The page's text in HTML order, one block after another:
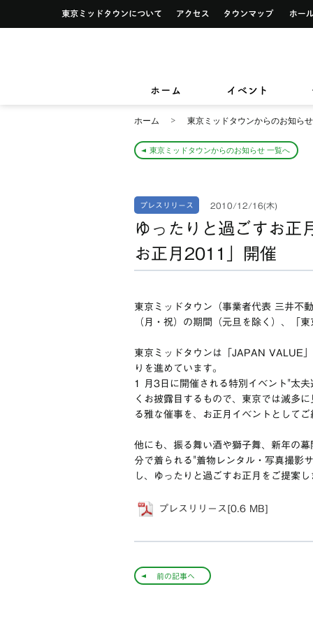
東京ミッドタウンについて
アクセス タウンマ
イベント
ショップ検索
フロアガイド
レストラン＆フード検索
フロアガイド
TOKYO MIDTOWN DESIGN LIVE
東京ミッドタウンクリニック
サービス案内トップ
小さなお子様をお連れのお客様
ホーム 東京ミッドタウンからのお知らせ
東京ミッドタウンからのお知らせ 一覧へ
プレスリリース 2010/12/16(木)
ゆったりと過ごすお正
お正月2011」開催
東京ミッドタウン（事業者代表 三井不
（月・祝）の期間（元旦を除く）、「
東京ミッドタウンは「JAPAN VALUE
りを進めています。
1 月3日に開催される特別イベント"太
くお披露目するもので、東京では滅多
る雅な催事を、お正月イベントとして
他にも、振る舞い酒や獅子舞、新年の
分で着られる"着物レンタル・写真撮影
し、ゆったりと過ごすお正月をご提案し
プレスリリース[0.6 MB]
前の記事へ